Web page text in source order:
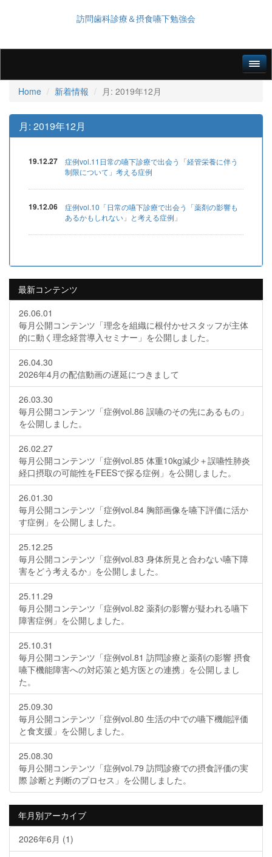
訪問歯科診療＆摂食嚥下勉強会
Home 新着情報 月: 2019年12月
月: 2019年12月
19.12.27
症例vol.11日常の嚥下診療で出会う「経管栄養に伴う
制限について」考える症例
19.12.06
症例vol.10「日常の嚥下診療で出会う「薬剤の影響も
あるかもしれない」と考える症例」
最新コンテンツ
26.06.01
毎月公開コンテンツ「理念を組織に根付かせスタッフが主体
的に動く理念経営導入セミナー」を公開しました。
26.04.30
2026年4月の配信動画の遅延につきまして
26.03.30
毎月公開コンテンツ「症例vol.86 誤嚥のその先にあるもの」
を公開しました。
26.02.27
毎月公開コンテンツ「症例vol.85 体重10kg減少＋誤嚥性肺炎
経口摂取の可能性をFEESで探る症例」を公開しました。
26.01.30
毎月公開コンテンツ「症例vol.84 胸部画像を嚥下評価に活か
す症例」を公開しました。
25.12.25
毎月公開コンテンツ「症例vol.83 身体所見と合わない嚥下障
害をどう考えるか」を公開しました。
25.11.29
毎月公開コンテンツ「症例vol.82 薬剤の影響が疑われる嚥下
障害症例」を公開しました。
25.10.31
毎月公開コンテンツ「症例vol.81 訪問診療と薬剤の影響 摂食
嚥下機能障害への対応策と処方医との連携」を公開しまし
た。
25.09.30
毎月公開コンテンツ「症例vol.80 生活の中での嚥下機能評価
と食支援」を公開しました。
25.08.30
毎月公開コンテンツ「症例vol.79 訪問診療での摂食評価の実
際 診断と判断のプロセス」を公開しました。
年月別アーカイブ
2026年6月 (1)